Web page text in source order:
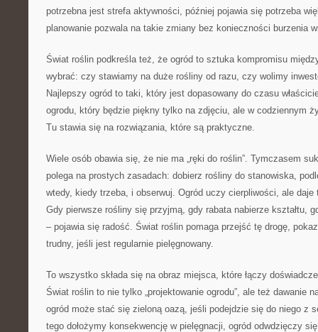
potrzebna jest strefa aktywności, później pojawia się potrzeba
planowanie pozwala na takie zmiany bez konieczności burzenia
Świat roślin podkreśla też, że ogród to sztuka kompromisu
wybrać: czy stawiamy na duże rośliny od razu, czy wolimy
Najlepszy ogród to taki, który jest dopasowany do czasu
ogrodu, który będzie piękny tylko na zdjęciu, ale w codziennym
Tu stawia się na rozwiązania, które są praktyczne.
Wiele osób obawia się, że nie ma „ręki do roślin”. Tymczasem
polega na prostych zasadach: dobierz rośliny do stanowiska,
wtedy, kiedy trzeba, i obserwuj. Ogród uczy cierpliwości, ale
Gdy pierwsze rośliny się przyjmą, gdy rabata nabierze kształtu,
– pojawia się radość. Świat roślin pomaga przejść tę drogę,
trudny, jeśli jest regularnie pielęgnowany.
To wszystko składa się na obraz miejsca, które łączy
Świat roślin to nie tylko „projektowanie ogrodu”, ale też dawanie
ogród może stać się zieloną oazą, jeśli podejdzie się do niego z
tego dołożymy konsekwencję w pielęgnacji, ogród odwdzięczy